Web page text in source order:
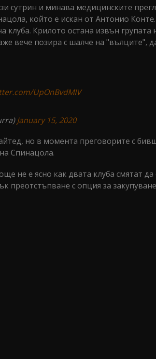
сутрин и минава медицинските
който е искан от Антонио
Крилото остана извън групата
вече позира с шалче на "вълците",
UpOnBvdMIV
January 15, 2020
но в момента преговорите с
Спинацола.
не е ясно как двата клуба смятат
преотстъпване с опция за